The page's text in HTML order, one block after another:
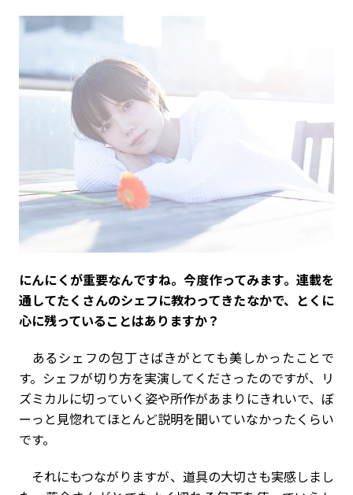
――にんにくが重要なんですね。今度作ってみます。連載を
通してたくさんのシェフに教わってきたなかで、とくに
心に残っていることはありますか？
あるシェフの包丁さばきがとても美しかったことで
す。シェフが切り方を実演してくださったのですが、リ
ズミカルに切っていく姿や所作があまりにきれいで、ぼ
ーっと見惚れてほとんど説明を聞いていなかったくらい
です。
それにもつながりますが、道具の大切さも実感しまし